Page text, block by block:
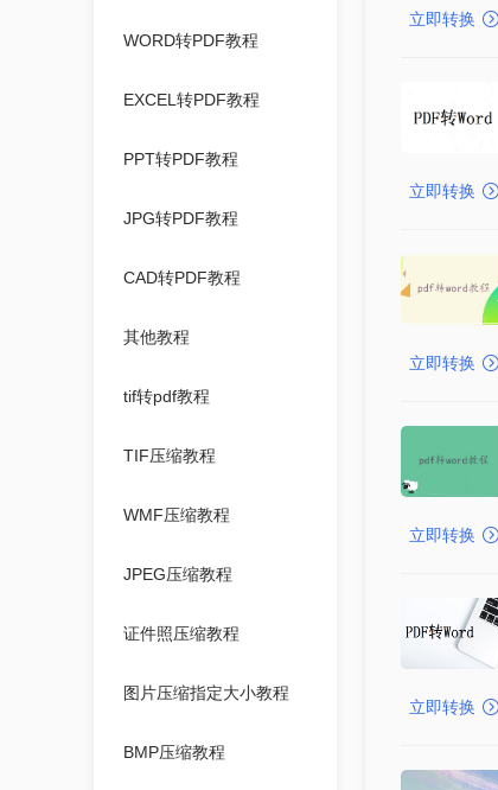
WORD转PDF教程
EXCEL转PDF教程
PPT转PDF教程
JPG转PDF教程
CAD转PDF教程
其他教程
tif转pdf教程
TIF压缩教程
WMF压缩教程
JPEG压缩教程
证件照压缩教程
图片压缩指定大小教程
BMP压缩教程
立即转换
立即转换
立即转换
立即转换
立即转换